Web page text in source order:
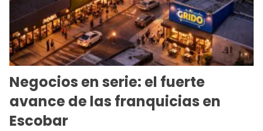
Negocios en serie: el fuerte
avance de las franquicias en
Escobar